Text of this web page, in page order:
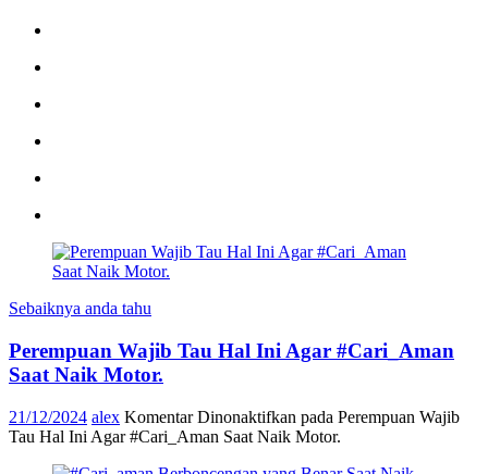
Sebaiknya anda tahu
Perempuan Wajib Tau Hal Ini Agar #Cari_Aman
Saat Naik Motor.
21/12/2024 alex Komentar Dinonaktifkan pada Perempuan Wajib
Tau Hal Ini Agar #Cari_Aman Saat Naik Motor.